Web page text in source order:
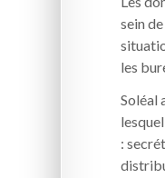
sein
les
Soléal
: